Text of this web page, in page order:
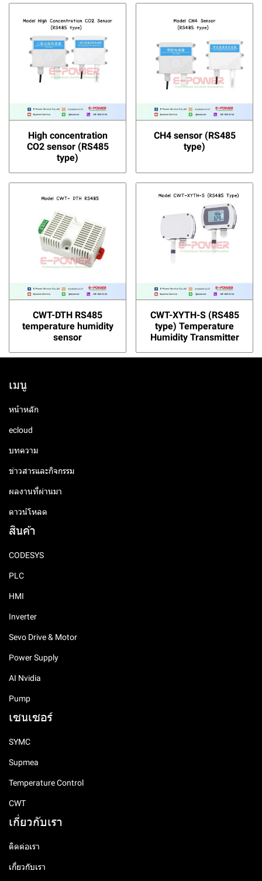
High concentration
CO2 sensor (RS485
type)
CH4 sensor (RS485
type)
CWT-DTH RS485
temperature humidity
sensor
CWT-XYTH-S (RS485
type) Temperature
Humidity Transmitter
เมนู
หน้าหลัก
ecloud
บทความ
ข่าวสารและกิจกรรม
ผลงานที่ผ่านมา
ดาวน์โหลด
สินค้า
CODESYS
PLC
HMI
Inverter
Sevo Drive & Motor
Power Supply
AI Nvidia
Pump
เซนเซอร์
SYMC
Supmea
Temperature Control
CWT
เกี่ยวกับเรา
ติดต่อเรา
เกี่ยวกับเรา